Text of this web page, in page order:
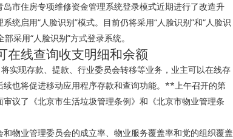
市住房专项维修资金管理系统登录模式近期进行了改造升
统启用“人脸识别”模式。目前仍将采用“人脸识别”和“人脸识
采用“人脸识别”方式登录系统。
在线查询收支明细和余额
实现存款、提款、行业委员会转移等业务，业主可以在线存
也将促进移动应用程序存款和查询功能。**上午召开的第
议了《北京市生活垃圾管理条例》和《北京市物业管理条
物业管理委员会的成立率、物业服务覆盖率和党的组织覆盖